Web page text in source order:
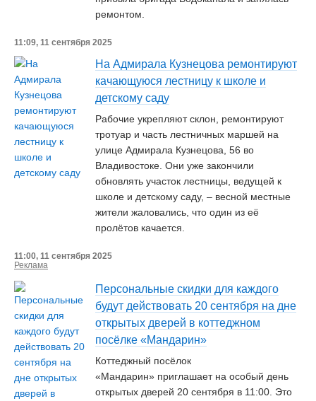
ремонтом.
11:09, 11 сентября 2025
На Адмирала Кузнецова ремонтируют
качающуюся лестницу к школе и
детскому саду
Рабочие укрепляют склон, ремонтируют
тротуар и часть лестничных маршей на
улице Адмирала Кузнецова, 56 во
Владивостоке. Они уже закончили
обновлять участок лестницы, ведущей к
школе и детскому саду, – весной местные
жители жаловались, что один из её
пролётов качается.
11:00, 11 сентября 2025
Реклама
Персональные скидки для каждого
будут действовать 20 сентября на дне
открытых дверей в коттеджном
посёлке «Мандарин»
Коттеджный посёлок
«Мандарин» приглашает на особый день
открытых дверей 20 сентября в 11:00. Это